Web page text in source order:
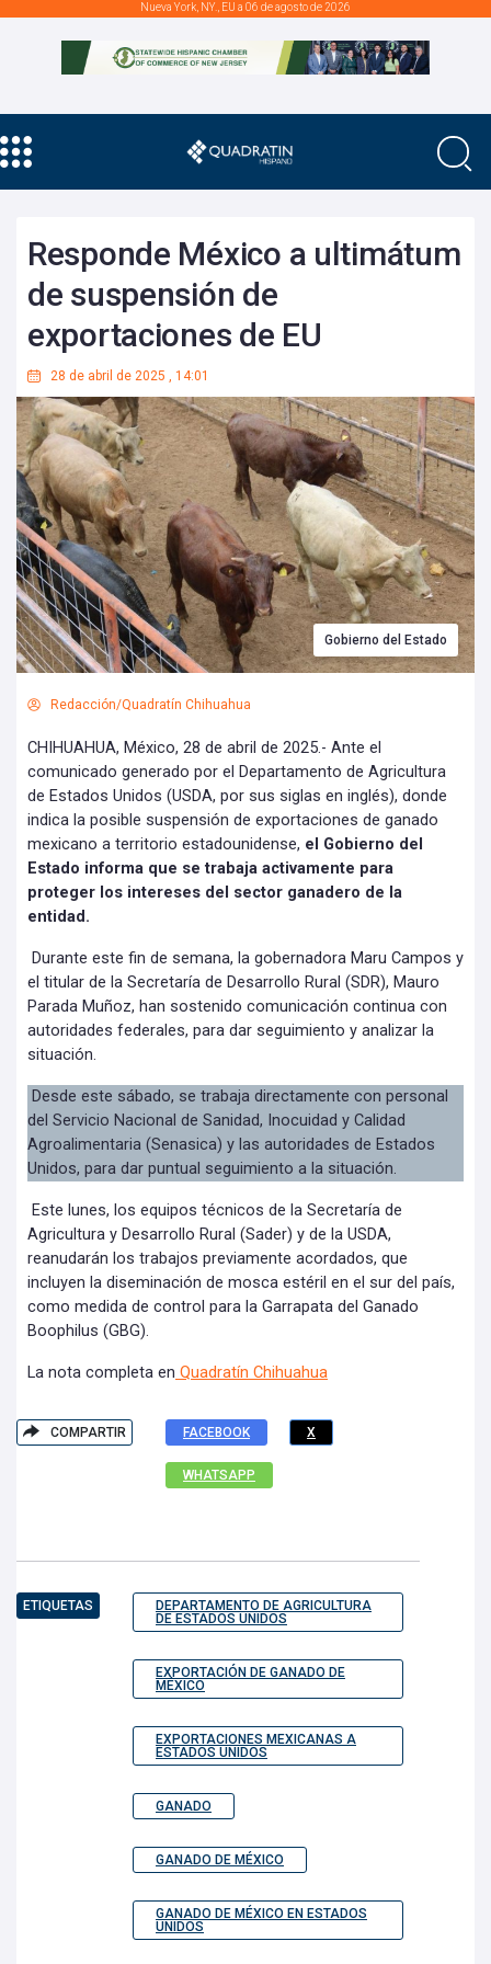
Nueva York, NY., EU a 06 de agosto de 2026
Responde México a ultimátum
de suspensión de
exportaciones de EU
28 de abril de 2025 , 14:01
Gobierno del Estado
Redacción/Quadratín Chihuahua
CHIHUAHUA, México, 28 de abril de 2025.- Ante el
comunicado generado por el Departamento de Agricultura
de Estados Unidos (USDA, por sus siglas en inglés), donde
indica la posible suspensión de exportaciones de ganado
mexicano a territorio estadounidense, el Gobierno del
Estado informa que se trabaja activamente para
proteger los intereses del sector ganadero de la
entidad.
Durante este fin de semana, la gobernadora Maru Campos y
el titular de la Secretaría de Desarrollo Rural (SDR), Mauro
Parada Muñoz, han sostenido comunicación continua con
autoridades federales, para dar seguimiento y analizar la
situación.
Desde este sábado, se trabaja directamente con personal
del Servicio Nacional de Sanidad, Inocuidad y Calidad
Agroalimentaria (Senasica) y las autoridades de Estados
Unidos, para dar puntual seguimiento a la situación.
Este lunes, los equipos técnicos de la Secretaría de
Agricultura y Desarrollo Rural (Sader) y de la USDA,
reanudarán los trabajos previamente acordados, que
incluyen la diseminación de mosca estéril en el sur del país,
como medida de control para la Garrapata del Ganado
Boophilus (GBG).
La nota completa en Quadratín Chihuahua
COMPARTIR FACEBOOK X
WHATSAPP
ETIQUETAS
DEPARTAMENTO DE AGRICULTURA
DE ESTADOS UNIDOS
EXPORTACIÓN DE GANADO DE
MÉXICO
EXPORTACIONES MEXICANAS A
ESTADOS UNIDOS
GANADO
GANADO DE MÉXICO
GANADO DE MÉXICO EN ESTADOS
UNIDOS